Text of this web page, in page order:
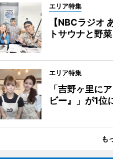
エリア特集
【NBCラジオ
トサウナと野
エリア特集
「吉野ヶ里に
ビー』」が1
も